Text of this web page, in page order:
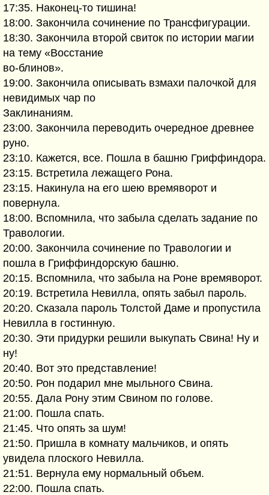
17:35. Наконец-то тишина!
18:00. Закончила сочинение по Трансфигурации.
18:30. Закончила второй свиток по истории магии
на тему «Восстание
во-блинов».
19:00. Закончила описывать взмахи палочкой для
невидимых чар по
Заклинаниям.
23:00. Закончила переводить очередное древнее
руно.
23:10. Кажется, все. Пошла в башню Гриффиндора.
23:15. Встретила лежащего Рона.
23:15. Накинула на его шею времяворот и
повернула.
18:00. Вспомнила, что забыла сделать задание по
Травологии.
20:00. Закончила сочинение по Травологии и
пошла в Гриффиндорскую башню.
20:15. Вспомнила, что забыла на Роне времяворот.
20:19. Встретила Невилла, опять забыл пароль.
20:20. Сказала пароль Толстой Даме и пропустила
Невилла в гостинную.
20:30. Эти придурки решили выкупать Свина! Ну и
ну!
20:40. Вот это представление!
20:50. Рон подарил мне мыльного Свина.
20:55. Дала Рону этим Свином по голове.
21:00. Пошла спать.
21:45. Что опять за шум!
21:50. Пришла в комнату мальчиков, и опять
увидела плоского Невилла.
21:51. Вернула ему нормальный объем.
22:00. Пошла спать.